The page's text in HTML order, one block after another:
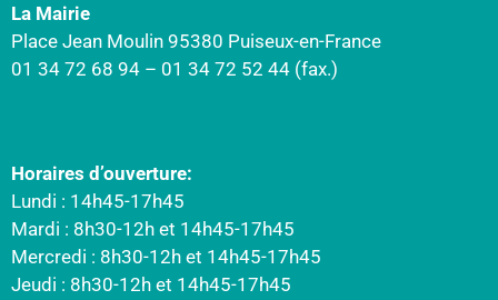
La Mairie
Place Jean Moulin 95380 Puiseux-en-France
01 34 72 68 94 – 01 34 72 52 44 (fax.)
Horaires d’ouverture:
Lundi : 14h45-17h45
Mardi : 8h30-12h et 14h45-17h45
Mercredi : 8h30-12h et 14h45-17h45
Jeudi : 8h30-12h et 14h45-17h45